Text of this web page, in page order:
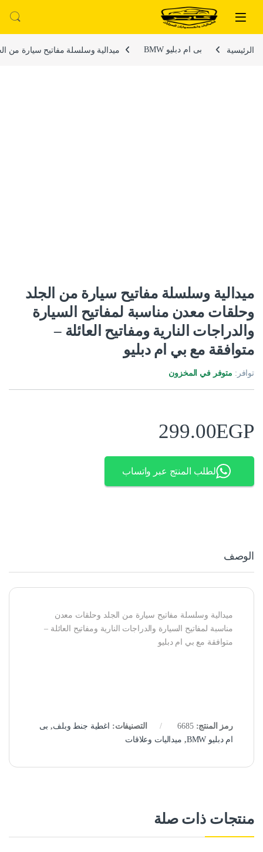
تخطي إلى المحتوى
الرئيسية بى ام دبليو BMW ميدالية وسلسلة مفاتيح سيارة من
ميدالية وسلسلة مفاتيح سيارة من الجلد
وحلقات معدن مناسبة لمفاتيح السيارة
والدراجات النارية ومفاتيح العائلة –
متوافقة مع بي ام دبليو
توافر: متوفر في المخزون
299.00EGP
لطلب المنتج عبر واتساب
الوصف
ميدالية وسلسلة مفاتيح سيارة من الجلد وحلقات معدن
مناسبة لمفاتيح السيارة والدراجات النارية ومفاتيح العائلة –
متوافقة مع بي ام دبليو
رمز المنتج:6685 التصنيفات: اغطية جنط وبلف, بى
ام دبليو BMW
, ميداليات وعلاقات
منتجات ذات صلة